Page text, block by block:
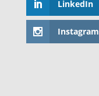
LinkedIn
Instagram